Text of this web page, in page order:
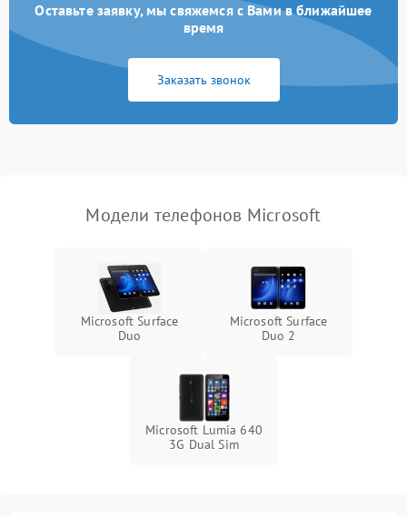
Оставьте заявку, мы свяжемся с Вами в ближайшее
время
Заказать звонок
Модели телефонов Microsoft
Microsoft Surface
Duo
Microsoft Surface
Duo 2
Microsoft Lumia 640
3G Dual Sim